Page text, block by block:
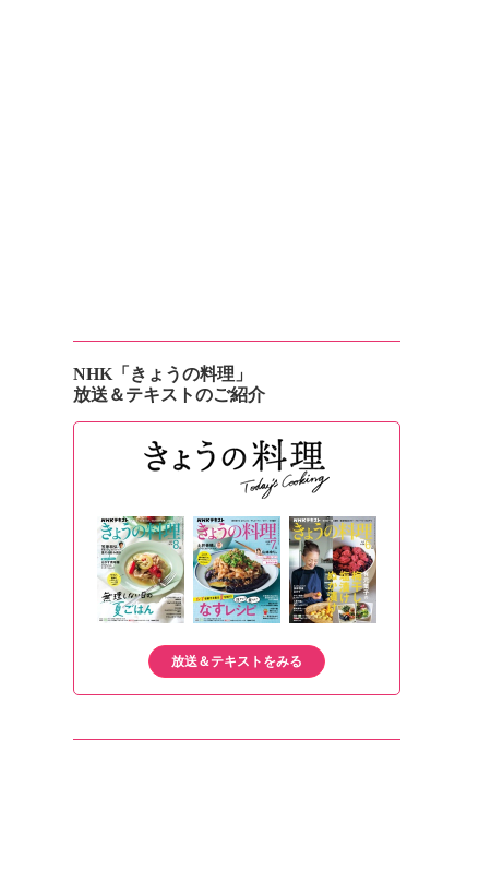
NHK「きょうの料理」
放送＆テキストのご紹介
放送＆テキストをみる